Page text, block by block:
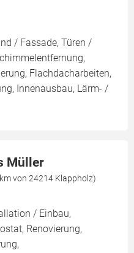
/ Fassade, Türen /
Flachdacharbeiten,
Innenausbau, Lärm- /
Müller
von 24214 Klappholz)
/ Einbau,
Renovierung,